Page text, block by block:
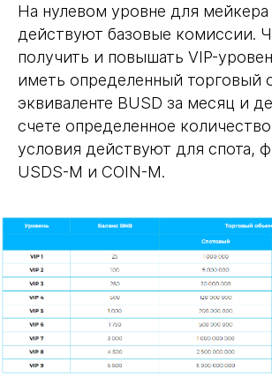
На нулевом уровне для мейкера
действуют базовые комиссии.
получить и повышать VIP-
иметь определенный торговый
эквиваленте BUSD за месяц и
счете определенное
условия действуют для спота,
USDS-M и COIN-M.